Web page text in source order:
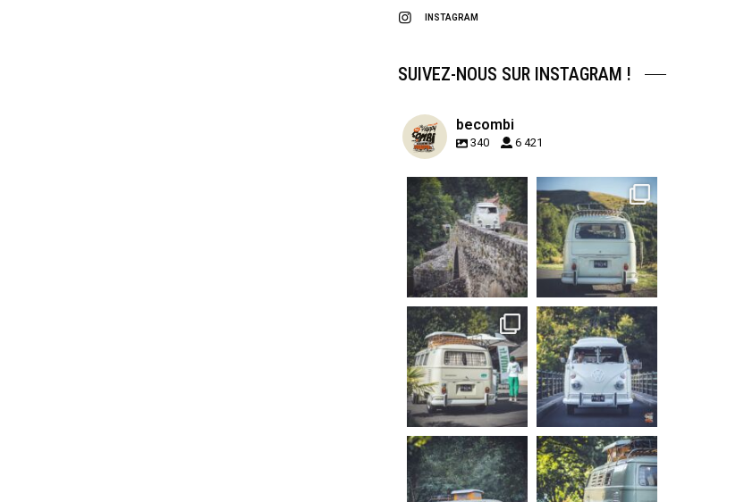
INSTAGRAM
SUIVEZ-NOUS SUR INSTAGRAM !
becombi
340 6 421
becombi
Sep 15
219
3
becombi
Sep 12
216
3
becombi
Sep 10
220
4
becombi
Août 10
177
becombi becombi